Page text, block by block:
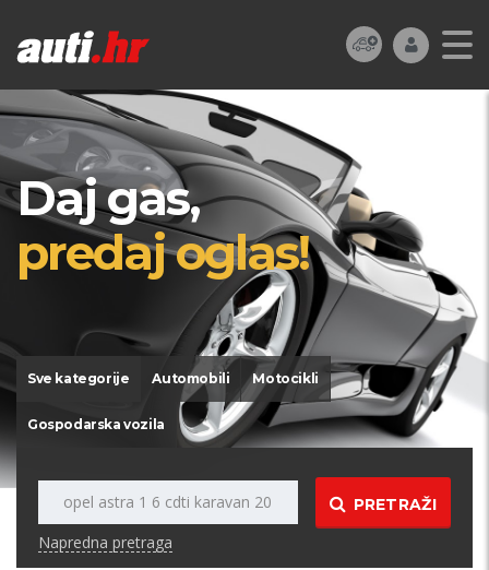
Daj gas,
predaj oglas!
Sve kategorije Automobili Motocikli
Gospodarska vozila
PRETRAŽI
Napredna pretraga